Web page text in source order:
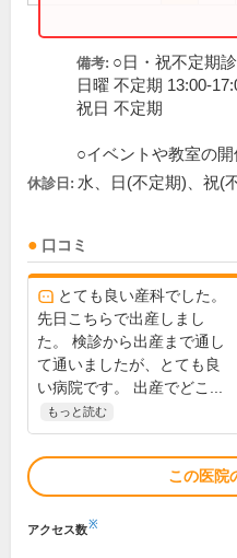
備考: ○日・祝不定期
日曜 不定期 13:00-
祝日 不定期
○イベントや教室の
休診日: 水、日(不定期)、祝(
口コミ
とても良い産科でした。
先日こちらで出産しまし
た。 検診から出産まで通し
て通いましたが、とても良
い病院です。 出産でどこ...
もっと読む
この医院
アクセス数※